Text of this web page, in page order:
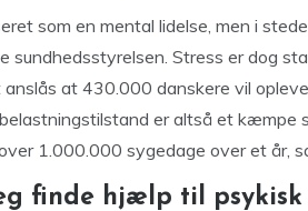
som en mental lidelse, men i
sundhedsstyrelsen. Stress er dog
at 430.000 danskere vil
er altså et kæmpe
1.000.000 sygedage over et år,
finde hjælp til psykisk